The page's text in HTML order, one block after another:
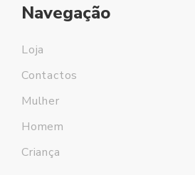
Navegação
Loja
Contactos
Mulher
Homem
Criança